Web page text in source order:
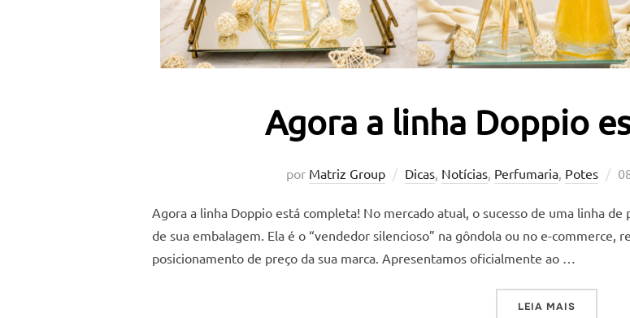
Agora a linha Doppio
por Matriz Group Dicas, Notícias, Perfumaria, Potes
Agora a linha Doppio está completa! No mercado atual, o sucesso de uma linha
de sua embalagem. Ela é o “vendedor silencioso” na gôndola ou no e-commerce,
posicionamento de preço da sua marca. Apresentamos oficialmente ao …
LEIA MAIS“AGORA